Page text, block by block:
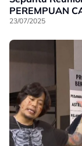
PEREMPUAN
23/07/2025